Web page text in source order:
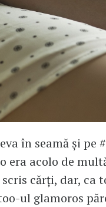
în seamă şi pe
era acolo de
cărţi, dar, ca
ul glamoros